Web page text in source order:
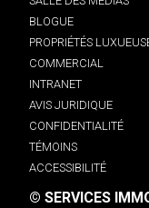
BLOGUE
PROPRIÉTÉS
COMMERCIAL
INTRANET
AVIS JURIDIQUE
CONFIDENTIALITÉ
TÉMOINS
ACCESSIBILITÉ
© SERVICES